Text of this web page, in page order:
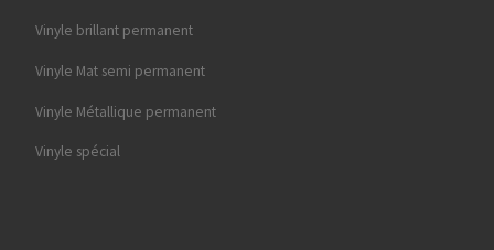
Vinyle brillant permanent
Vinyle Mat semi permanent
Vinyle Métallique permanent
Vinyle spécial